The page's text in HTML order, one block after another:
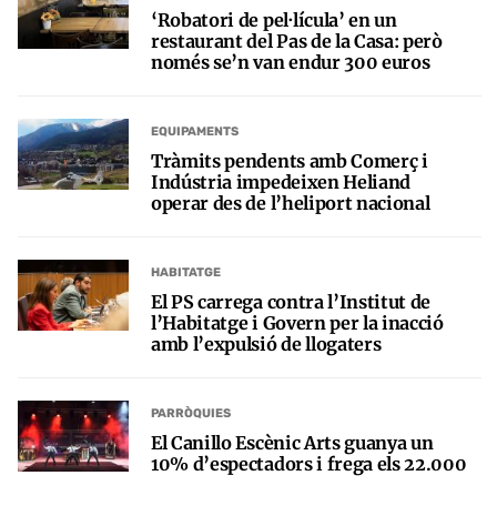
‘Robatori de pel·lícula’ en un
restaurant del Pas de la Casa: però
només se’n van endur 300 euros
EQUIPAMENTS
Tràmits pendents amb Comerç i
Indústria impedeixen Heliand
operar des de l’heliport nacional
HABITATGE
El PS carrega contra l’Institut de
l’Habitatge i Govern per la inacció
amb l’expulsió de llogaters
PARRÒQUIES
El Canillo Escènic Arts guanya un
10% d’espectadors i frega els 22.000